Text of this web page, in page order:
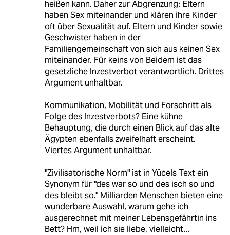
heißen kann. Daher zur Abgrenzung: Eltern
haben Sex miteinander und klären ihre Kinder
oft über Sexualität auf. Eltern und Kinder sowie
Geschwister haben in der
Familiengemeinschaft von sich aus keinen Sex
miteinander. Für keins von Beidem ist das
gesetzliche Inzestverbot verantwortlich. Drittes
Argument unhaltbar.
Kommunikation, Mobilität und Forschritt als
Folge des Inzestverbots? Eine kühne
Behauptung, die durch einen Blick auf das alte
Ägypten ebenfalls zweifelhaft erscheint.
Viertes Argument unhaltbar.
"Zivilisatorische Norm" ist in Yücels Text ein
Synonym für "des war so und des isch so und
des bleibt so." Milliarden Menschen bieten eine
wunderbare Auswahl, warum gehe ich
ausgerechnet mit meiner Lebensgefährtin ins
Bett? Hm, weil ich sie liebe, vielleicht...